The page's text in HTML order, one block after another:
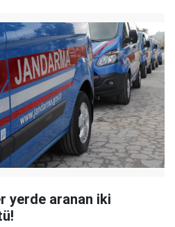
yerde aranan iki